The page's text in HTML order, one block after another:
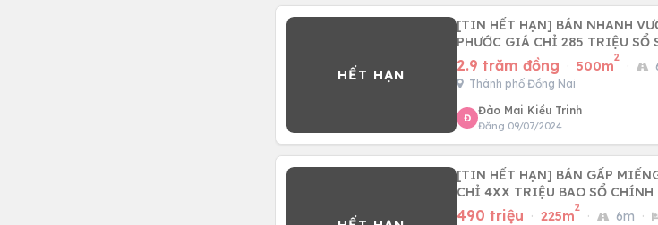
[TIN HẾT HẠN] BÁN NHANH
PHƯỚC GIÁ CHỈ 285 TRIỆU SỔ
2.9 trăm đồng · 500m
2
·
Thành phố Đồng Nai
Đ
Đào Mai Kiều Trinh
Đăng 09/07/2024
[TIN HẾT HẠN] BÁN GẤP
CHỈ 4XX TRIỆU BAO SỔ CHÍNH
490 triệu · 225m
2
· 6m ·